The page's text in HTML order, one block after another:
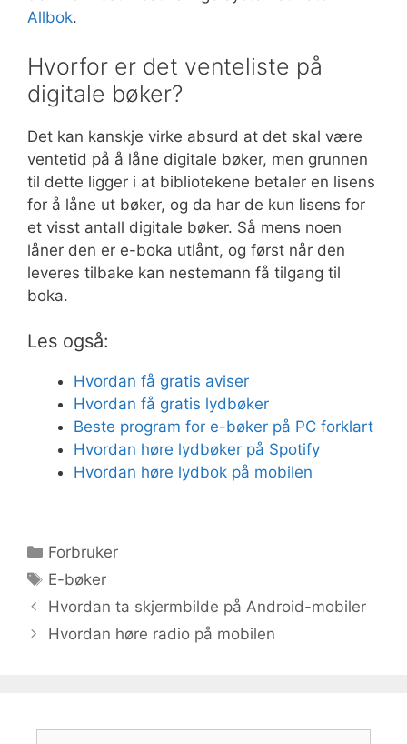
Allbok.
Hvorfor er det venteliste på
digitale bøker?
Det kan kanskje virke absurd at det skal være
ventetid på å låne digitale bøker, men grunnen
til dette ligger i at bibliotekene betaler en lisens
for å låne ut bøker, og da har de kun lisens for
et visst antall digitale bøker. Så mens noen
låner den er e-boka utlånt, og først når den
leveres tilbake kan nestemann få tilgang til
boka.
Les også:
Hvordan få gratis aviser
Hvordan få gratis lydbøker
Beste program for e-bøker på PC forklart
Hvordan høre lydbøker på Spotify
Hvordan høre lydbok på mobilen
Kategorier
Forbruker
Stikkord
E-bøker
Hvordan ta skjermbilde på Android-mobiler
Hvordan høre radio på mobilen